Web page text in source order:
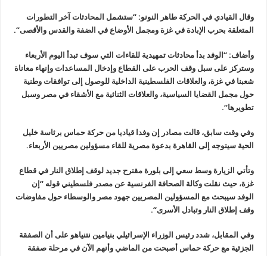
وقال القيادي في الحركة طاهر النونو: “ستشمل المحادثات آخر التطورات
المتعلقة بحرب الإبادة في غزة ومجمل الأوضاع في الضفة والقدس والأقصى“.
وأضاف: “الوفد بدأ محادثات تمهيدية للقاءات التي سوف تبدأ اليوم الأربعاء
وستركز على سبل وقف الحرب على القطاع وإدخال المساعدات وإنهاء معاناة
شعبنا في غزة، والعلاقات الفلسطينية الداخلية للوصول إلى توافقات وطنية
حول مجمل القضايا السياسية، والعلاقات الثنائية مع الأشقاء في مصر وسبل
تطويرها“.
وفي وقت سابق، قالت مصادر إن وفدا قياديا من حركة حماس برئاسة خليل
الحية سيتوجه إلى القاهرة بدعوة مصرية للقاء مسؤولين مصريين الأربعاء.
وتأتي الزيارة وسط سعي إلى بلورة مقترح جديد لوقف إطلاق النار في قطاع
غزة، حيث نقلت وكالة الصحافة الفرنسية عن مصدر فلسطيني قوله “إن
الوفد سيبحث مع المسؤولين المصريين جهود مصر والوسطاء حول مفاوضات
وقف إطلاق النار وتبادل الأسرى“.
وفي المقابل، شدد رئيس الوزراء الإسرائيلي بنيامين نتنياهو على أن الصفقة
الجزئية مع حركة حماس أصبحت من الماضي وأنهم الآن في مرحلة صفقة